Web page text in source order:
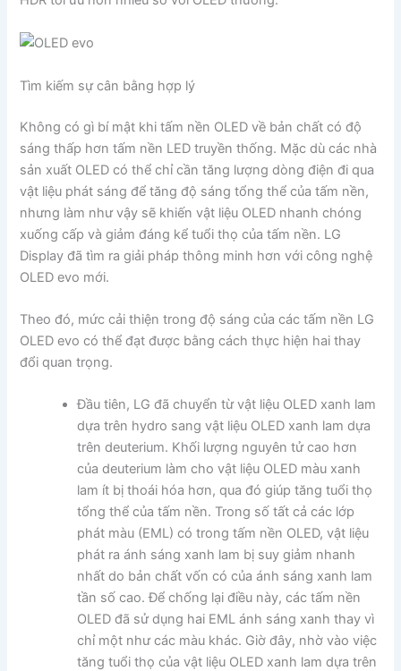
Tìm kiếm sự cân bằng hợp lý
Không có gì bí mật khi tấm nền OLED về bản chất có độ
sáng thấp hơn tấm nền LED truyền thống. Mặc dù các nhà
sản xuất OLED có thể chỉ cần tăng lượng dòng điện đi qua
vật liệu phát sáng để tăng độ sáng tổng thể của tấm nền,
nhưng làm như vậy sẽ khiến vật liệu OLED nhanh chóng
xuống cấp và giảm đáng kể tuổi thọ của tấm nền. LG
Display đã tìm ra giải pháp thông minh hơn với công nghệ
OLED evo mới.
Theo đó, mức cải thiện trong độ sáng của các tấm nền LG
OLED evo có thể đạt được bằng cách thực hiện hai thay
đổi quan trọng.
Đầu tiên, LG đã chuyển từ vật liệu OLED xanh lam
dựa trên hydro sang vật liệu OLED xanh lam dựa
trên deuterium. Khối lượng nguyên tử cao hơn
của deuterium làm cho vật liệu OLED màu xanh
lam ít bị thoái hóa hơn, qua đó giúp tăng tuổi thọ
tổng thể của tấm nền. Trong số tất cả các lớp
phát màu (EML) có trong tấm nền OLED, vật liệu
phát ra ánh sáng xanh lam bị suy giảm nhanh
nhất do bản chất vốn có của ánh sáng xanh lam
tần số cao. Để chống lại điều này, các tấm nền
OLED đã sử dụng hai EML ánh sáng xanh thay vì
chỉ một như các màu khác. Giờ đây, nhờ vào việc
tăng tuổi thọ của vật liệu OLED xanh lam dựa trên